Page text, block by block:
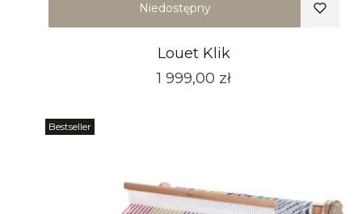
Niedostępny
Louet Klik
Cena
1 999,00 zł
Bestseller